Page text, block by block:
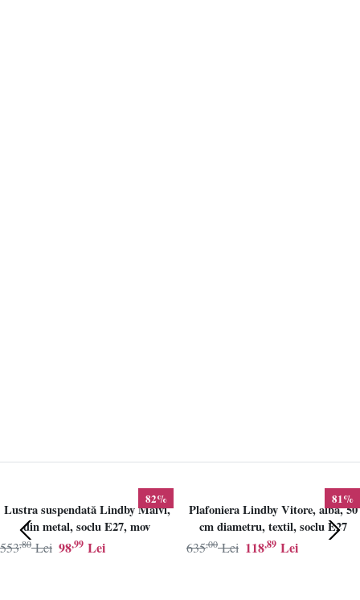
82%
Lustra suspendată Lindby Maivi,
din metal, soclu E27, mov
98,99 Lei
553,80 Lei
81%
Plafoniera Lindby Vitore, alba, 50
cm diametru, textil, soclu E27
118,89 Lei
635,00 Lei